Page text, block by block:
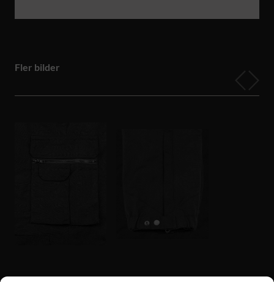
Fler bilder